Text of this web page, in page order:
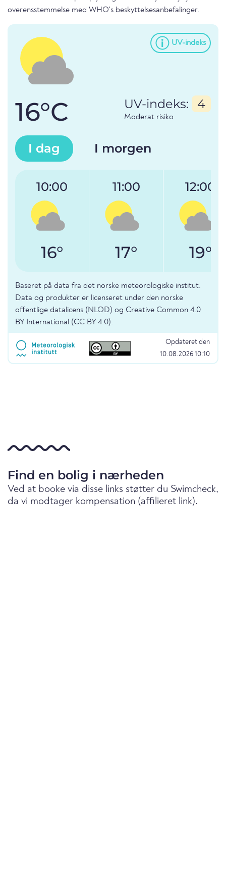
overensstemmelse med WHO's beskyttelsesanbefalinger.
UV-indeks
16°C UV-indeks: 4
Moderat risiko
I dag I morgen
10:00
16°
11:00
17°
12:00
19°
Baseret på data fra det norske meteorologiske institut.
Data og produkter er licenseret under den norske
offentlige datalicens (NLOD) og Creative Common 4.0
BY International (CC BY 4.0).
Opdateret den
10.08.2026 10:10
Find en bolig i nærheden
Ved at booke via disse links støtter du Swimcheck,
da vi modtager kompensation (affilieret link).